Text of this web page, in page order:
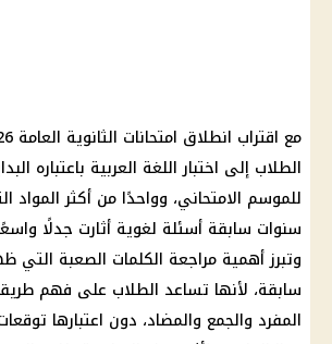
الطلاب إلى اختبار اللغة العربية باعتباره
للموسم الامتحاني، وواحدًا من أكثر
سنوات سابقة أسئلة لغوية أثارت جدلًا
وتبرز أهمية مراجعة الكلمات الصعبة التي
سابقة، لأنها تساعد الطلاب على فهم
المفرد والجمع والمضاد، دون اعتبارها